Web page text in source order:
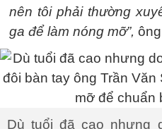
nên tôi phải thường
ga để làm nóng mỡ”,
Dù tuổi đã cao nhưng